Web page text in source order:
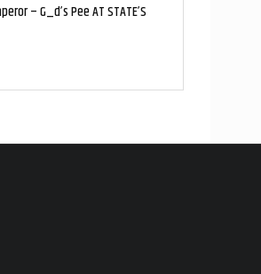
– G_d’s Pee AT STATE’S